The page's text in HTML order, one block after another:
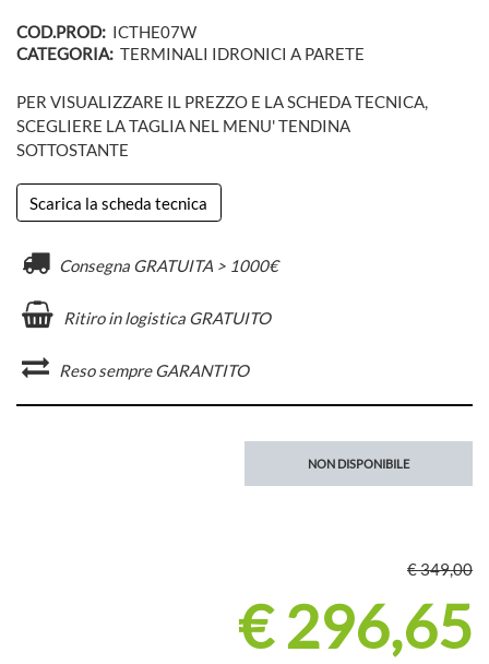
COD.PROD: ICTHE07W
CATEGORIA: TERMINALI IDRONICI A PARETE
PER VISUALIZZARE IL PREZZO E LA SCHEDA TECNICA,
SCEGLIERE LA TAGLIA NEL MENU' TENDINA
SOTTOSTANTE
Scarica la scheda tecnica
Consegna GRATUITA > 1000€
Ritiro in logistica GRATUITO
Reso sempre GARANTITO
NON DISPONIBILE
€ 349,00
€ 296,65